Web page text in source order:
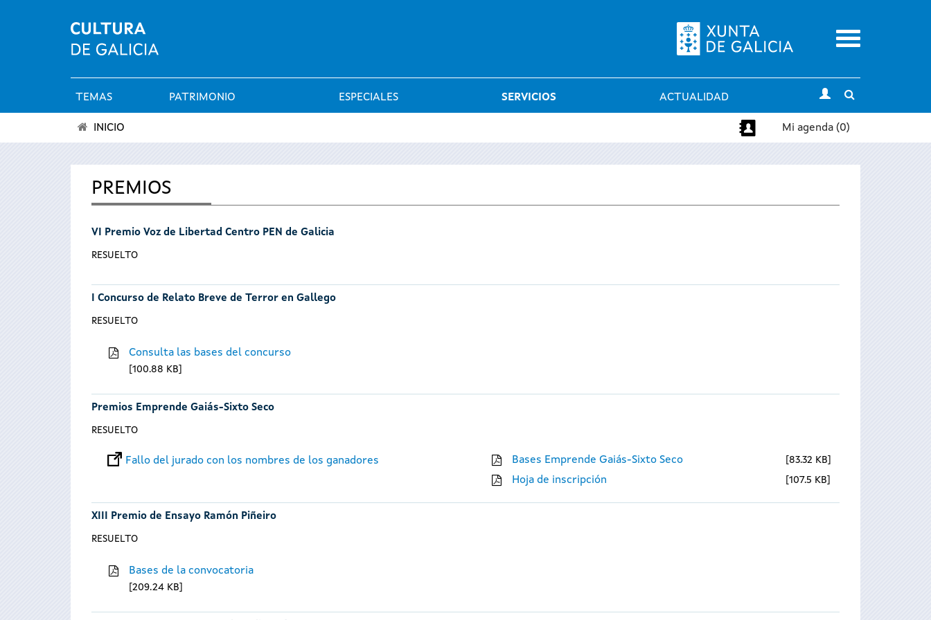
Menu
Menú
principal
TEMAS PATRIMONIO ESPECIALES SERVICIOS ACTUALIDAD
search
encuentra
aquí
INICIO Mi agenda (0)
PREMIOS
VI Premio Voz de Libertad Centro PEN de Galicia
RESUELTO
I Concurso de Relato Breve de Terror en Gallego
RESUELTO
Consulta las bases del concurso
100.88 KB
Premios Emprende Gaiás-Sixto Seco
RESUELTO
Fallo del jurado con los nombres de los ganadores Bases Emprende Gaiás-Sixto Seco 83.32 KB
Hoja de inscripción 107.5 KB
XIII Premio de Ensayo Ramón Piñeiro
RESUELTO
Bases de la convocatoria
209.24 KB